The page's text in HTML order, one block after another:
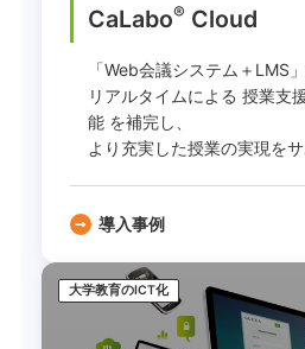
CaLabo® ︎ Cloud
「Web会議システム＋LMS
リアルタイムによる 授業支
能 を補完し、
より充実した授業の実現を
導入事例
大学教育のICT化